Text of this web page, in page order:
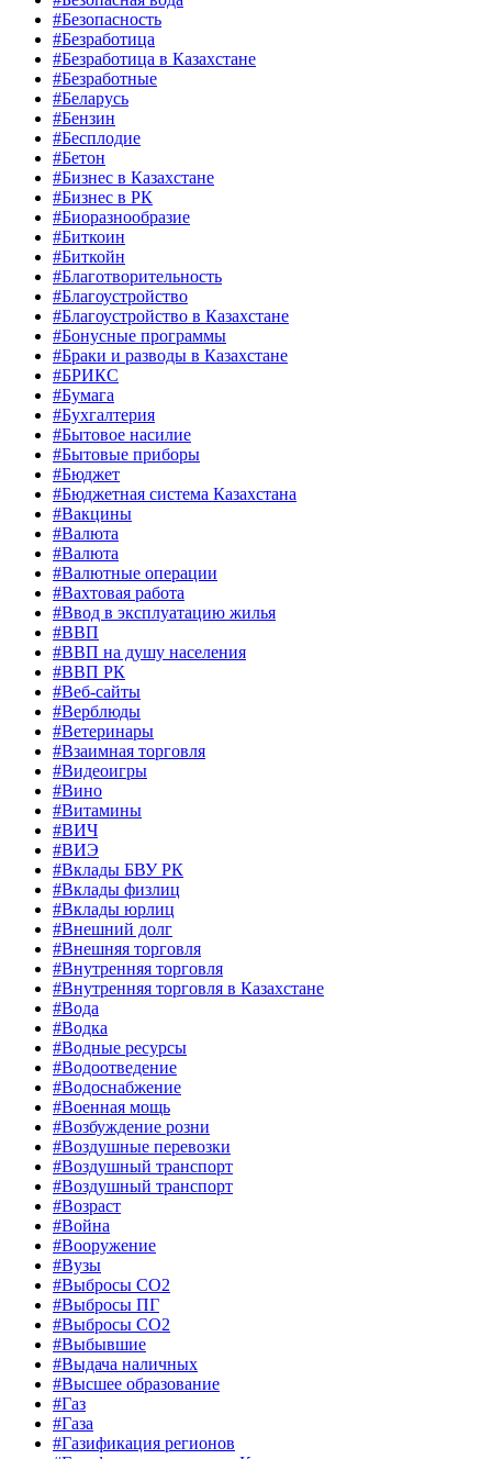
#Безопасность
#Безработица
#Безработица в Казахстане
#Безработные
#Беларусь
#Бензин
#Бесплодие
#Бетон
#Бизнес в Казахстане
#Бизнес в РК
#Биоразнообразие
#Биткоин
#Биткойн
#Благотворительность
#Благоустройство
#Благоустройство в Казахстане
#Бонусные программы
#Браки и разводы в Казахстане
#БРИКС
#Бумага
#Бухгалтерия
#Бытовое насилие
#Бытовые приборы
#Бюджет
#Бюджетная система Казахстана
#Вакцины
#Валюта
#Валюта
#Валютные операции
#Вахтовая работа
#Ввод в эксплуатацию жилья
#ВВП
#ВВП на душу населения
#ВВП РК
#Веб-сайты
#Верблюды
#Ветеринары
#Взаимная торговля
#Видеоигры
#Вино
#Витамины
#ВИЧ
#ВИЭ
#Вклады БВУ РК
#Вклады физлиц
#Вклады юрлиц
#Внешний долг
#Внешняя торговля
#Внутренняя торговля
#Внутренняя торговля в Казахстане
#Вода
#Водка
#Водные ресурсы
#Водоотведение
#Водоснабжение
#Военная мощь
#Возбуждение розни
#Воздушные перевозки
#Воздушный транспорт
#Воздушный транспорт
#Возраст
#Война
#Вооружение
#Вузы
#Выбросы CO2
#Выбросы ПГ
#Выбросы СО2
#Выбывшие
#Выдача наличных
#Высшее образование
#Газ
#Газа
#Газификация регионов